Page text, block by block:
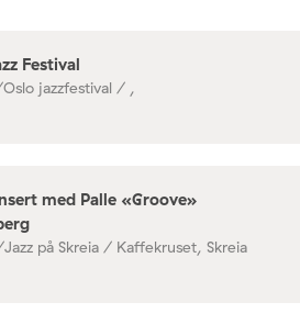
Festival
Oslo jazzfestival / ,
med Palle «Groove»
Jazz på Skreia / Kaffekruset, Skreia